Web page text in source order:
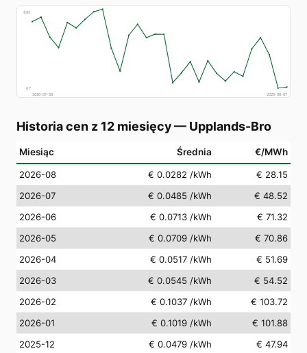
€83
€7
2026-07-09
2026-08-07
Historia cen z 12 miesięcy— Upplands-Bro
Miesiąc Średnia €/MWh
2026-08 € 0.0282 /kWh
€ 28.15
2026-07
€ 0.0485 /kWh
€ 48.52
2026-06
€ 0.0713 /kWh
€ 71.32
2026-05
€ 0.0709 /kWh
€ 70.86
2026-04
€ 0.0517 /kWh
€ 51.69
2026-03
€ 0.0545 /kWh
€ 54.52
2026-02
€ 0.1037 /kWh
€ 103.72
2026-01
€ 0.1019 /kWh
€ 101.88
2025-12
€ 0.0479 /kWh
€ 47.94